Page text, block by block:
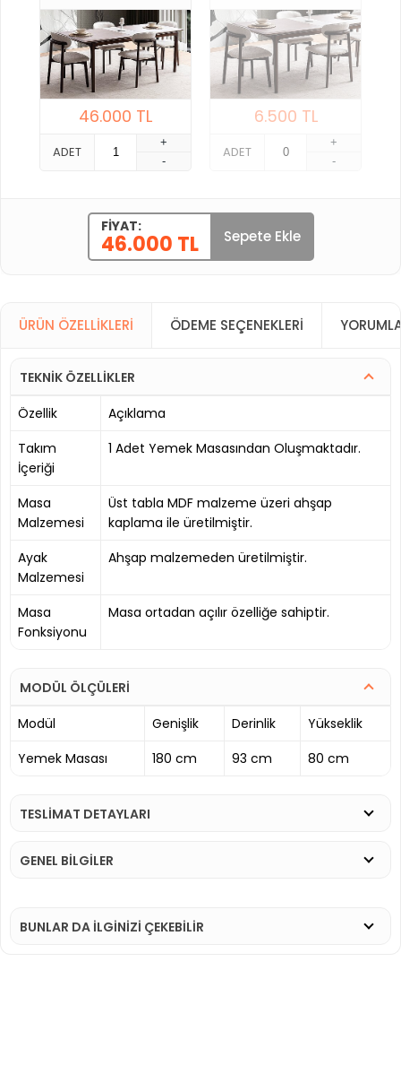
46.000 TL
ADET
+
-
6.500 TL
ADET
+
-
FIYAT:
46.000 TL Sepete Ekle
ÜRÜN ÖZELLIKLERI ÖDEME SEÇENEKLERI
TEKNİK ÖZELLİKLER
Özellik
Açıklama
Takım
İçeriği
1 Adet Yemek Masasından Oluşmaktadır.
Masa
Malzemesi
Üst tabla MDF malzeme üzeri ahşap
kaplama ile üretilmiştir.
Ayak
Malzemesi
Ahşap malzemeden üretilmiştir.
Masa
Fonksiyonu
Masa ortadan açılır özelliğe sahiptir.
MODÜL ÖLÇÜLERİ
Modül
Genişlik Derinlik
Yükseklik
Yemek Masası
180 cm 93 cm 80 cm
TESLİMAT DETAYLARI
GENEL BİLGİLER
BUNLAR DA İLGINIZI ÇEKEBILIR